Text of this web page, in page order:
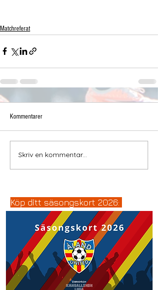
Matchreferat
Kommentarer
Skriv en kommentar...
Köp ditt säsongskort 2026: